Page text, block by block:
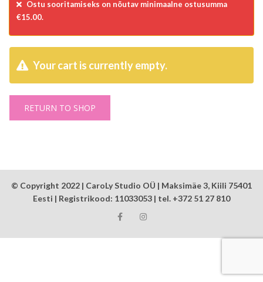
Ostu sooritamiseks on nõutav minimaalne ostusumma
€15.00.
Your cart is currently empty.
RETURN TO SHOP
© Copyright 2022 | CaroLy Studio OÜ | Maksimäe 3, Kiili 75401
Eesti | Registrikood: 11033053 | tel. +372 51 27 810